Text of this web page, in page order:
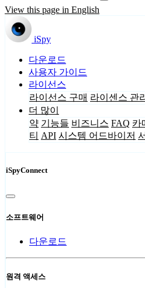
View this page in English
iSpy
다운로드
사용자 가이드
라이선스
라이선스 구매 라이센스 관리
더 많이
약 기능들 비즈니스 FAQ 카
티 API 시스템 어드바이저
iSpyConnect
소프트웨어
다운로드
원격 액세스